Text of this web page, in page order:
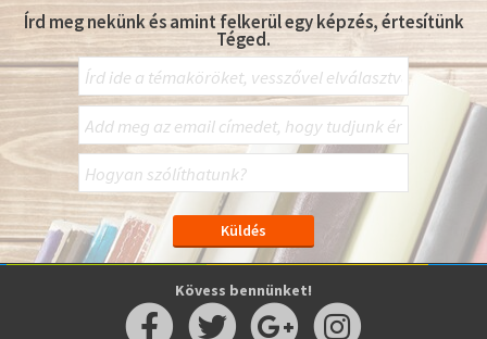
Írd meg nekünk és amint felkerül egy képzés, értesítünk
Téged.
Kövess bennünket!